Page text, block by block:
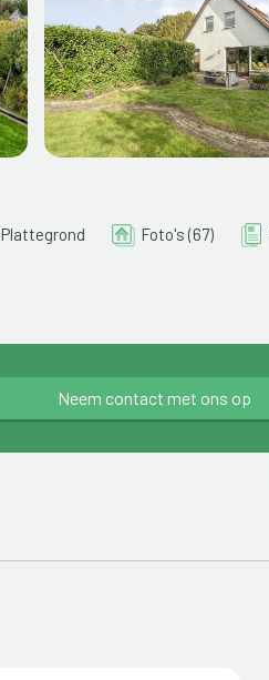
Plattegrond Foto's (67)
Neem contact met ons op